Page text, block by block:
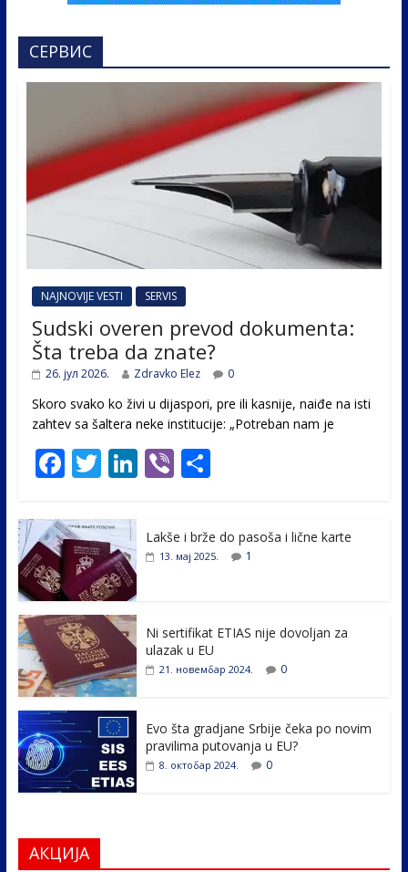
СЕРВИС
NAJNOVIJE VESTI SERVIS
Sudski overen prevod dokumenta:
Šta treba da znate?
26. јул 2026. Zdravko Elez 0
Skoro svako ko živi u dijaspori, pre ili kasnije, naiđe na isti
zahtev sa šaltera neke institucije: „Potreban nam je
F
e
b
o
o
k
T
itt
er
Li
e
Vi
er
S
ar
e
Lakše i brže do pasoša i lične karte
13. мај 2025. 1
Ni sertifikat ETIAS nije dovoljan za
ulazak u EU
21. новембар 2024. 0
Evo šta gradjane Srbije čeka po novim
pravilima putovanja u EU?
8. октобар 2024. 0
АКЦИЈА